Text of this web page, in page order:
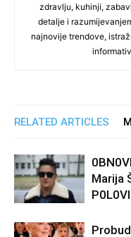
zdravlju, kuhinji,
detalje i
najnovije trendove,
RELATED ARTICLES
Marija